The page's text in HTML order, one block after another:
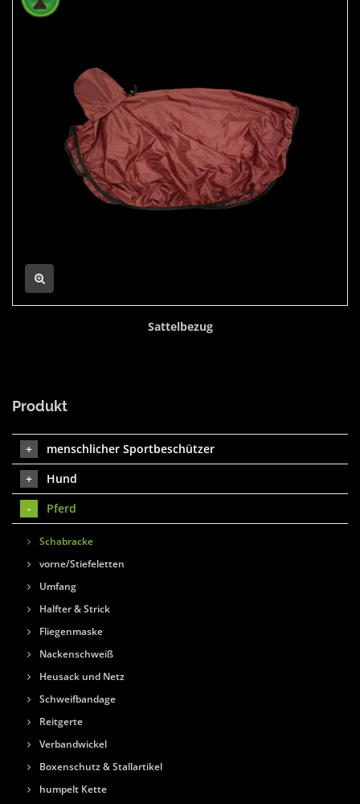
Sattelbezug
Produkt
menschlicher Sportbeschützer
Hund
Pferd
Schabracke
vorne/Stiefeletten
Umfang
Halfter & Strick
Fliegenmaske
Nackenschweiß
Heusack und Netz
Schweifbandage
Reitgerte
Verbandwickel
Boxenschutz & Stallartikel
humpelt Kette